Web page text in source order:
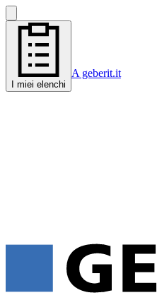
I miei elenchi
A geberit.it